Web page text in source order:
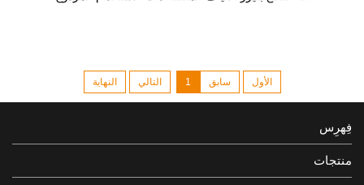
الأول سابق 1 التالي النهاية
فِهرِس
منتجات